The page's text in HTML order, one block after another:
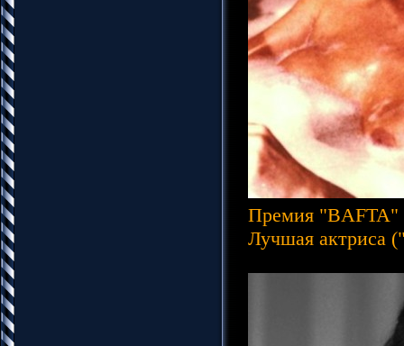
Премия "BAFTA"
Лучшая актриса